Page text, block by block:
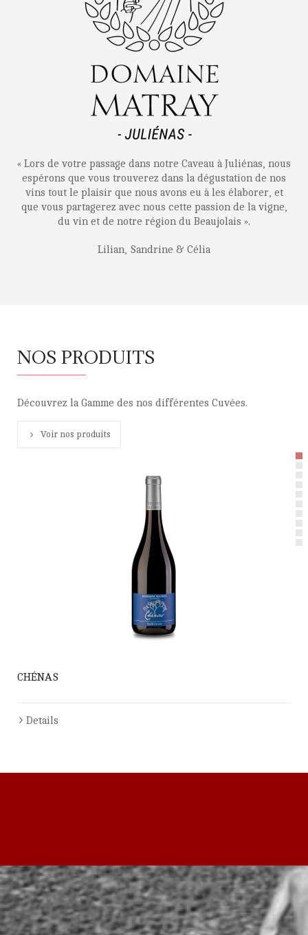
« Lors de votre passage dans notre Caveau à Juliénas, nous
espérons que vous trouverez dans la dégustation de nos
vins tout le plaisir que nous avons eu à les élaborer, et
que vous partagerez avec nous cette passion de la vigne,
du vin et de notre région du Beaujolais ».
Lilian, Sandrine & Célia
NOS PRODUITS
Découvrez la Gamme des nos différentes Cuvées.
Voir nos produits
CHÉNAS
Details